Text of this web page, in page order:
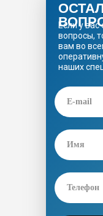
Если у
вопросы,
вам во
наших